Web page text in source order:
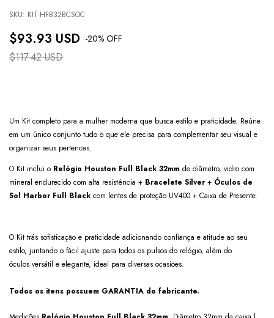
SKU: KIT-HFB32BCSOC
$93.93 USD -20% OFF
$117.42 USD
Um Kit completo para a mulher moderna que busca estilo e praticidade. Reúne
em um único conjunto tudo o que ele precisa para complementar seu visual e
organizar seus pertences.
O Kit inclui o Relógio Houston Full Black 32mm de diâmetro, vidro com
mineral endurecido com alta resistência + Bracelete Silver + Óculos de
Sol Harbor Full Black com lentes de proteção UV400 + Caixa de Presente.
O Kit trás sofisticação e praticidade adicionando confiança e atitude ao seu
estilo, juntando o fácil ajuste para todos os pulsos do relógio, além do
óculos versátil e elegante, ideal para diversas ocasiões.
Todos os itens possuem GARANTIA do fabricante.